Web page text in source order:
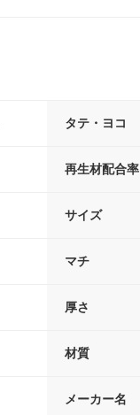
タテ・ヨコ
再生材配合率
サイズ
マチ
厚さ
材質
メーカー名